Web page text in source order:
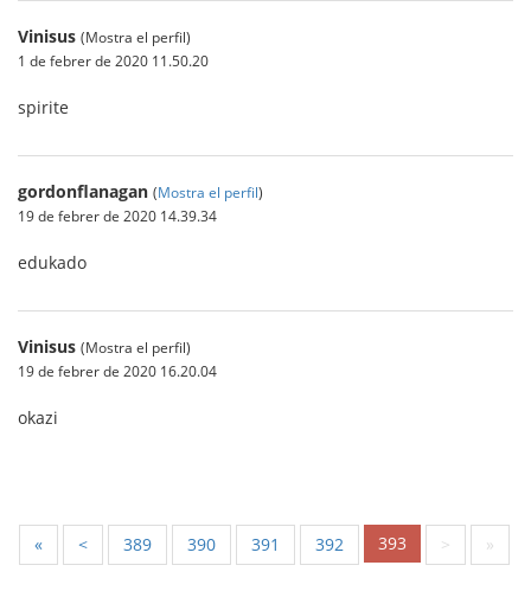
Vinisus (Mostra el perfil)
1 de febrer de 2020 11.50.20
spirite
gordonflanagan (Mostra el perfil)
19 de febrer de 2020 14.39.34
edukado
Vinisus (Mostra el perfil)
19 de febrer de 2020 16.20.04
okazi
« < 389 390 391 392 393 > »